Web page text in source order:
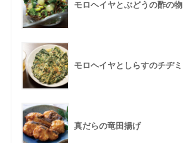
モロヘイヤとぶどうの酢の物
モロヘイヤとしらすのチヂミ
真だらの竜田揚げ